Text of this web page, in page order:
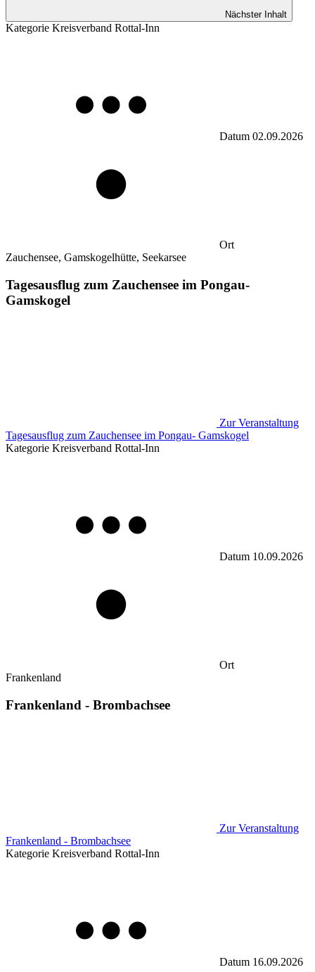
Nächster Inhalt
Kategorie Kreisverband Rottal-Inn
Datum 02.09.2026
Ort
Zauchensee, Gamskogelhütte, Seekarsee
Tagesausflug zum Zauchensee im Pongau-
Gamskogel
Zur Veranstaltung
Tagesausflug zum Zauchensee im Pongau- Gamskogel
Kategorie Kreisverband Rottal-Inn
Datum 10.09.2026
Ort
Frankenland
Frankenland - Brombachsee
Zur Veranstaltung
Frankenland - Brombachsee
Kategorie Kreisverband Rottal-Inn
Datum 16.09.2026